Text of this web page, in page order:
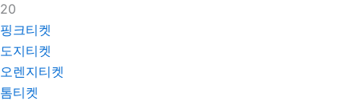
20
핑크티켓
도지티켓
오렌지티켓
톰티켓